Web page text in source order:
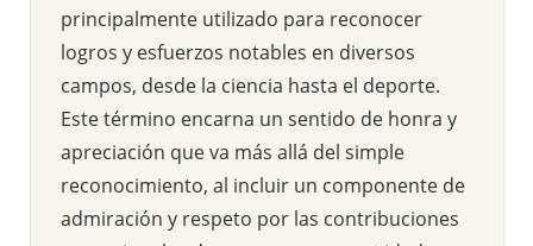
principalmente utilizado para reconocer
logros y esfuerzos notables en diversos
campos, desde la ciencia hasta el deporte.
Este término encarna un sentido de honra y
apreciación que va más allá del simple
reconocimiento, al incluir un componente de
admiración y respeto por las contribuciones